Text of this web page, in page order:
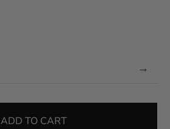
→
ADD TO CART